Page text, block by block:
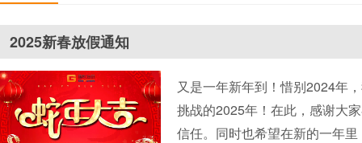
2025新春放假通知
又是一年新年到！惜别2024年
挑战的2025年！在此，感谢大
信任。同时也希望在新的一年